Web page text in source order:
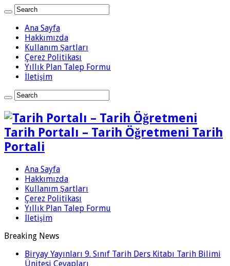
Ana Sayfa
Hakkımızda
Kullanım Şartları
Çerez Politikası
Yıllık Plan Talep Formu
İletişim
Tarih Portalı – Tarih Öğretmeni Tarih
Portali
Ana Sayfa
Hakkımızda
Kullanım Şartları
Çerez Politikası
Yıllık Plan Talep Formu
İletişim
Breaking News
Biryay Yayınları 9. Sınıf Tarih Ders Kitabı Tarih Bilimi
Ünitesi Cevapları